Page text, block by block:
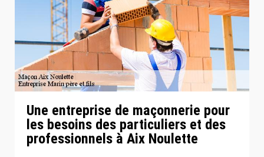
Une entreprise de maçonnerie pour
les besoins des particuliers et des
professionnels à Aix Noulette